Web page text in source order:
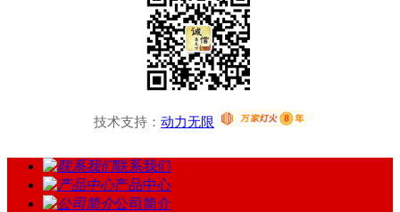
技术支持： 动力无限
联系我们
产品中心
公司简介